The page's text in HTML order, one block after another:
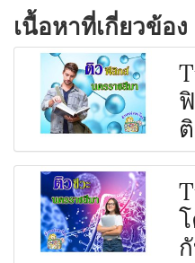
เนื้อหาที่เกี่ยวข้อง